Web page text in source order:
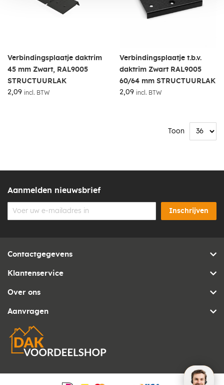
Verbindingsplaatje daktrim
45 mm Zwart, RAL9005
STRUCTUURLAK
2,09 incl. BTW
Verbindingsplaatje t.b.v.
daktrim Zwart RAL9005
60/64 mm STRUCTUURLAK
2,09 incl. BTW
Toon
Aanmelden nieuwsbrief
Inschrijven
Contactgegevens
Klantenservice
Over ons
Aanvragen